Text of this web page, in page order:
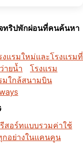
ทริปพักผ่อนที่คนค้นหา
งแรมใหม่และโรงแรมที่
ายน้ำ
โรงแรม
มใกล้สนามบิน
รีสอร์ทแบบรวมค่าใช้
กอย่างในแคนคูน